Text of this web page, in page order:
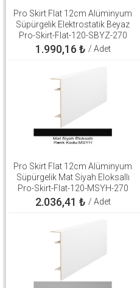
Pro Skirt Flat 12cm Alüminyum
Süpürgelik Elektrostatik Beyaz
Pro-Skirt-Flat-120-SBYZ-270
1.990,16 ₺ / Adet
Pro Skirt Flat 12cm Alüminyum
Süpürgelik Mat Siyah Eloksallı
Pro-Skirt-Flat-120-MSYH-270
2.036,41 ₺ / Adet